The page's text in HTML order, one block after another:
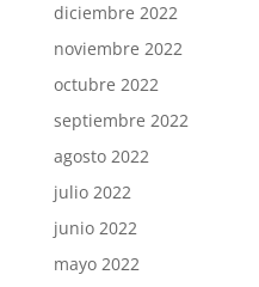
diciembre 2022
noviembre 2022
octubre 2022
septiembre 2022
agosto 2022
julio 2022
junio 2022
mayo 2022